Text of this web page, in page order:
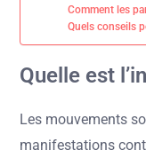
Comment les
Quels conseils
Quelle est
Les mouvements
manifestations